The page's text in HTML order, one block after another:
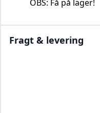
OBS: Få på lager!
Fragt & levering